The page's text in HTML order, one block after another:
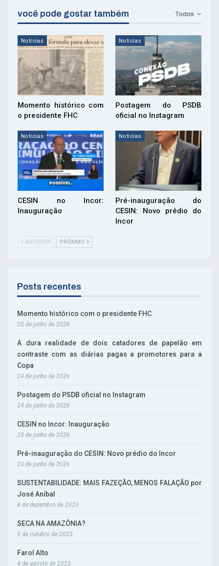
Todos
você pode gostar também
Notícias
Momento histórico com
o presidente FHC
Notícias
Postagem do PSDB
oficial no Instagram
Notícias
CESIN no Incor:
Inauguração
Notícias
Pré-inauguração do
CESIN: Novo prédio do
Incor
ANTERIOR PRÓXIMO
Posts recentes
Momento histórico com o presidente FHC
25 de junho de 2026
A dura realidade de dois catadores de papelão em
contraste com as diárias pagas a promotores para a
Copa
24 de junho de 2026
Postagem do PSDB oficial no Instagram
24 de junho de 2026
CESIN no Incor: Inauguração
23 de junho de 2026
Pré-inauguração do CESIN: Novo prédio do Incor
23 de junho de 2026
SUSTENTABILIDADE: MAIS FAZEÇÃO, MENOS FALAÇÃO por
José Aníbal
8 de dezembro de 2023
SECA NA AMAZÔNIA?
5 de outubro de 2023
Farol Alto
4 de agosto de 2023